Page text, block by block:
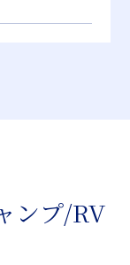
ンプ/RV